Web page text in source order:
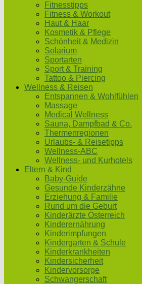
Fitnesstipps
Fitness & Workout
Haut & Haar
Kosmetik & Pflege
Schönheit & Medizin
Solarium
Sportarten
Sport & Training
Tattoo & Piercing
Wellness & Reisen
Entspannen & Wohlfühlen
Massage
Medical Wellness
Sauna, Dampfbad & Co.
Thermenregionen
Urlaubs- & Reisetipps
Wellness-ABC
Wellness- und Kurhotels
Eltern & Kind
Baby-Guide
Gesunde Kinderzähne
Erziehung & Familie
Rund um die Geburt
Kinderärzte Österreich
Kinderernährung
Kinderimpfungen
Kindergarten & Schule
Kinderkrankheiten
Kindersicherheit
Kindervorsorge
Schwangerschaft